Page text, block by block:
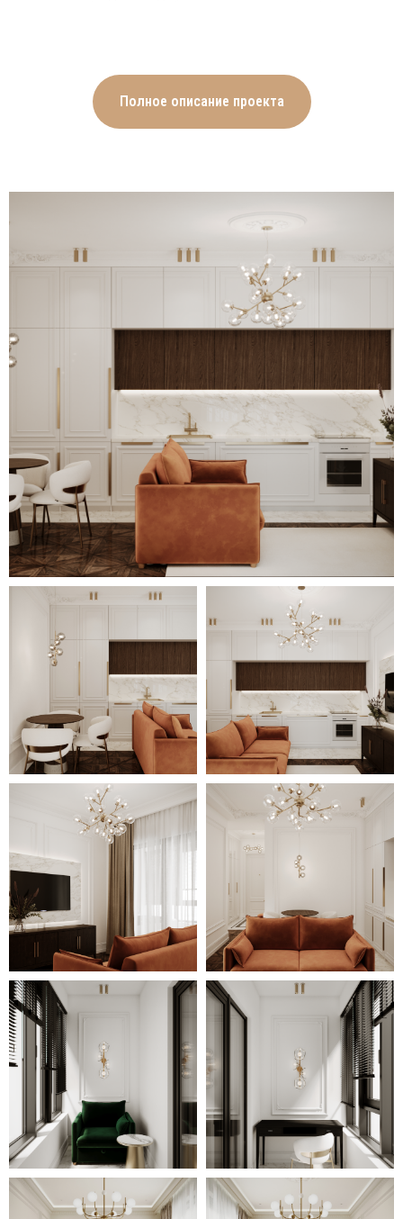
украшены неброскими
геометрическими молдингами,
выбран тёмный деревянный паркет,
контрастным геометрическим
узором. Ванная комната включает
гармонию белой мраморной плитки,
темных деревянных фасадов и
фактуры в душевой зоне. Лоджия
превращена в уголок отдыха,
совмещенный с рабочим
кабинетом.
Использование контраста светлых
поверхностей и тёмных
деревянных элементов во всех
помещениях поддерживает общий
тон оформления. Дополнительно он
объединяется золотистыми
металлическими элементами
(фурнитура, осветительные
приборы), чёрными акцентами и
яркой цветной обивкой мебели.
Притягивающим внимание
элементом дизайна выступают
крупные потолочные люстры с
неповторимым, эффектным видом.
Продуманная до мелочей
расстановка мебели обеспечивает
помещениям функциональность и
комфортабельность.
Многообразный декор придаёт уют
и завершённость обстановке,
внося с неё изящные нюансы и
акценты.
Полное описание проекта